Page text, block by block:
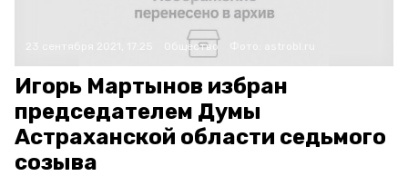
Общество
Игорь Мартынов избран
председателем Думы
Астраханской области седьмого
созыва